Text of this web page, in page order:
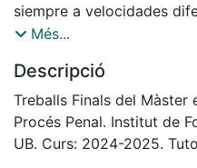
siempre a velocidades
Ministro de Justicia de
“el Derecho se encuentra
que denominaba
actualidad, pues, como
contemporáneos apuntan,
Més...
Descripció
Treballs Finals del Màster
Procés Penal. Institut de
UB. Curs: 2024-2025.